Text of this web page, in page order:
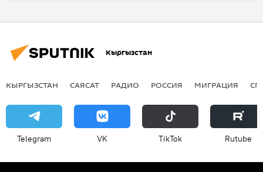
Кыргызстан
КЫРГЫЗСТАН САЯСАТ РАДИО РОССИЯ МИГРАЦИЯ
Telegram VK ТikТоk Rutube